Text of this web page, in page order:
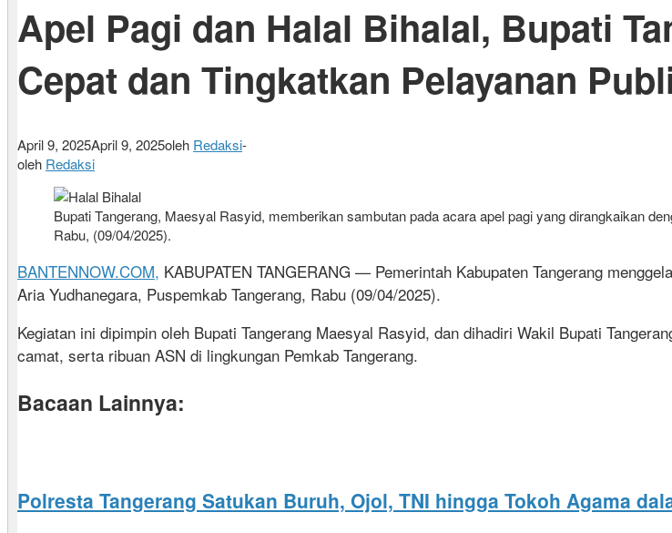
Apel Pagi dan Halal Bihalal, Bupati
Cepat dan Tingkatkan Pelayanan
April 9, 2025April 9, 2025oleh Redaksi-
oleh Redaksi
Bupati Tangerang, Maesyal Rasyid, memberikan sambutan pada acara apel pagi yang dirangkaikan
Rabu, (09/04/2025).
BANTENNOW.COM, KABUPATEN TANGERANG — Pemerintah Kabupaten Tangerang
Aria Yudhanegara, Puspemkab Tangerang, Rabu (09/04/2025).
Kegiatan ini dipimpin oleh Bupati Tangerang Maesyal Rasyid, dan dihadiri Wakil Bupati
camat, serta ribuan ASN di lingkungan Pemkab Tangerang.
Bacaan Lainnya:
Polresta Tangerang Satukan Buruh, Ojol, TNI hingga Tokoh Agama